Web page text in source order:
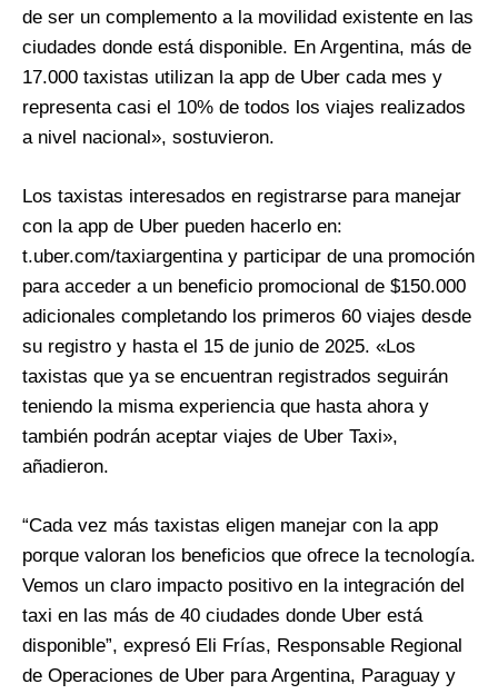
de ser un complemento a la movilidad existente en las
ciudades donde está disponible. En Argentina, más de
17.000 taxistas utilizan la app de Uber cada mes y
representa casi el 10% de todos los viajes realizados
a nivel nacional», sostuvieron.
Los taxistas interesados en registrarse para manejar
con la app de Uber pueden hacerlo en:
t.uber.com/taxiargentina y participar de una promoción
para acceder a un beneficio promocional de $150.000
adicionales completando los primeros 60 viajes desde
su registro y hasta el 15 de junio de 2025. «Los
taxistas que ya se encuentran registrados seguirán
teniendo la misma experiencia que hasta ahora y
también podrán aceptar viajes de Uber Taxi»,
añadieron.
“Cada vez más taxistas eligen manejar con la app
porque valoran los beneficios que ofrece la tecnología.
Vemos un claro impacto positivo en la integración del
taxi en las más de 40 ciudades donde Uber está
disponible”, expresó Eli Frías, Responsable Regional
de Operaciones de Uber para Argentina, Paraguay y